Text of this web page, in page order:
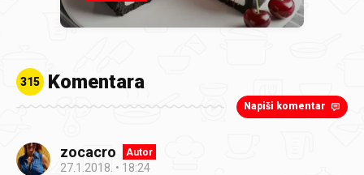
315 Komentara
Napiši komentar
zocacro Autor
27.1.2018. 18:24